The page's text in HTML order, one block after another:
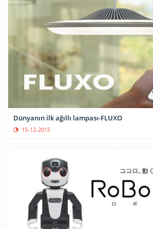
Dünyanın ilk ağıllı lampası-FLUXO
15-12-2015